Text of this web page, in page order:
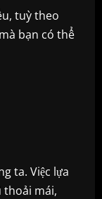
tuỳ theo
bạn có thể
ta. Việc lựa
thoải mái,